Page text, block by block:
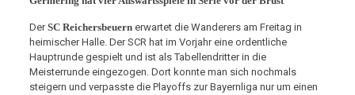
DerSC Reichersbeuernerwartet die Wanderers am Freitag in
heimischer Halle. Der SCR hat im Vorjahr eine ordentliche
Hauptrunde gespielt und ist als Tabellendritter in die
Meisterrunde eingezogen. Dort konnte man sich nochmals
steigern und verpasste die Playoffs zur Bayernliga nur um einen